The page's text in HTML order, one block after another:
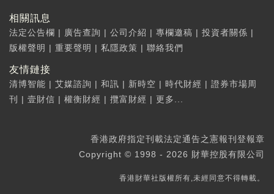
相關訊息
法定公告欄 | 廣告查詢 | 公司介紹 | 專欄邀稿 | 投資者關係 |
版權聲明 | 重要聲明 | 私隱政策 | 聯絡我們
友情鏈接
清博智能 | 艾媒諮詢 | 和訊 | 新時空 | 時代財經 | 證券市場周
刊
| 壹財信 | 權衡財經 | 攬富財經 | 更多...
香港政府指定刊載法定通告之憲報刊登報章
Copyright © 1998 - 2026 財華控股有限公司
香港財華社版權所有,未經同意不得轉載。